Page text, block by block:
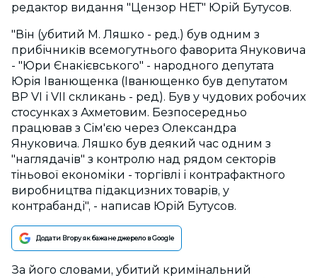
редактор видання "Цензор НЕТ" Юрій Бутусов.
"Він (убитий М. Ляшко - ред.) був одним з
прибічників всемогутнього фаворита Януковича
- "Юри Єнакієвського" - народного депутата
Юрія Іванющенка (Іванющенко був депутатом
ВР VI і VII скликань - ред). Був у чудових робочих
стосунках з Ахметовим. Безпосередньо
працював з Сім'єю через Олександра
Януковича. Ляшко був деякий час одним з
"наглядачів" з контролю над рядом секторів
тіньової економіки - торгівлі і контрафактного
виробництва підакцизних товарів, у
контрабанді", - написав Юрій Бутусов.
Додати Вгору як бажане джерело в Google
За його словами, убитий кримінальний